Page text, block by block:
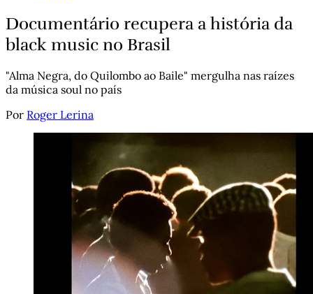
Documentário recupera a história da
black music no Brasil
"Alma Negra, do Quilombo ao Baile" mergulha nas raízes
da música soul no país
Por Roger Lerina